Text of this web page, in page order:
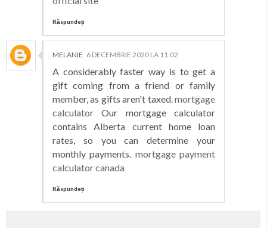
Răspundeți
MELANIE 6 DECEMBRIE 2020 LA 11:02
A considerably faster way is to get a
gift coming from a friend or family
member, as gifts aren't taxed. mortgage
calculator Our mortgage calculator
contains Alberta current home loan
rates, so you can determine your
monthly payments. mortgage payment
calculator canada
Răspundeți